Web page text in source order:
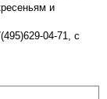
и
04-71, с